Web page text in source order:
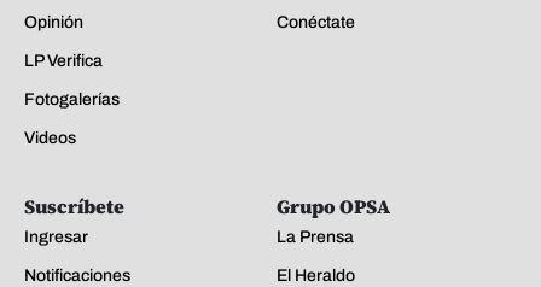
Opinión
LP Verifica
Fotogalerías
Videos
Conéctate
Suscríbete
Ingresar
Notificaciones
Grupo OPSA
La Prensa
El Heraldo